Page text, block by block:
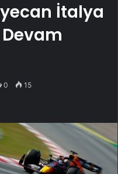
İtalya
0 15